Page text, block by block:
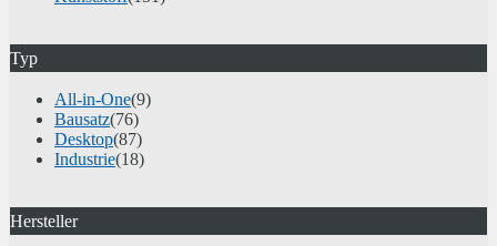
Typ
All-in-One(9)
Bausatz(76)
Desktop(87)
Industrie(18)
Hersteller